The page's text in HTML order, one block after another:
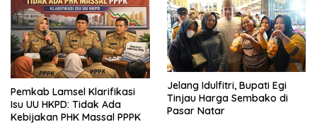
Pemkab Lamsel Klarifikasi
Isu UU HKPD: Tidak Ada
Kebijakan PHK Massal PPPK
Jelang Idulfitri, Bupati Egi
Tinjau Harga Sembako di
Pasar Natar